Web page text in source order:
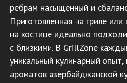
ребрам насыщенный и
Приготовленная на гриле
на костице идеально
с близкими. В GrillZone
уникальный кулинарный
ароматов азербайджанской